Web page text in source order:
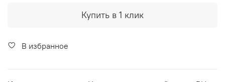
Купить в 1 клик
В избранное